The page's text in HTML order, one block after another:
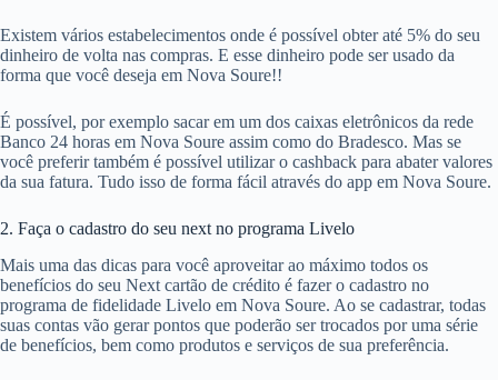
Existem vários estabelecimentos onde é possível obter até 5% do seu
dinheiro de volta nas compras. E esse dinheiro pode ser usado da
forma que você deseja em Nova Soure!!
É possível, por exemplo sacar em um dos caixas eletrônicos da rede
Banco 24 horas em Nova Soure assim como do Bradesco. Mas se
você preferir também é possível utilizar o cashback para abater valores
da sua fatura. Tudo isso de forma fácil através do app em Nova Soure.
2. Faça o cadastro do seu next no programa Livelo
Mais uma das dicas para você aproveitar ao máximo todos os
benefícios do seu Next cartão de crédito é fazer o cadastro no
programa de fidelidade Livelo em Nova Soure. Ao se cadastrar, todas
suas contas vão gerar pontos que poderão ser trocados por uma série
de benefícios, bem como produtos e serviços de sua preferência.